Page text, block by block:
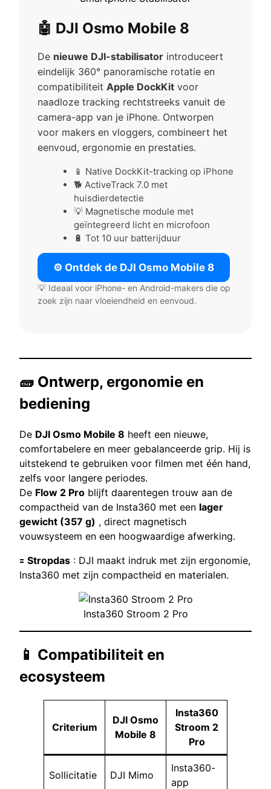
🤖 DJI Osmo Mobile 8
De nieuwe DJI-stabilisator introduceert
eindelijk 360° panoramische rotatie en
compatibiliteit Apple DockKit voor
naadloze tracking rechtstreeks vanuit de
camera-app van je iPhone. Ontworpen
voor makers en vloggers, combineert het
eenvoud, ergonomie en prestaties.
📱 Native DockKit-tracking op iPhone
🐕 ActiveTrack 7.0 met
huisdierdetectie
💡 Magnetische module met
geïntegreerd licht en microfoon
🔋 Tot 10 uur batterijduur
⚙️ Ontdek de DJI Osmo Mobile 8
💡 Ideaal voor iPhone- en Android-makers die op
zoek zijn naar vloeiendheid en eenvoud.
🧱 Ontwerp, ergonomie en
bediening
De DJI Osmo Mobile 8 heeft een nieuwe,
comfortabelere en meer gebalanceerde grip. Hij is
uitstekend te gebruiken voor filmen met één hand,
zelfs voor langere periodes.
De Flow 2 Pro blijft daarentegen trouw aan de
compactheid van de Insta360 met een lager
gewicht (357 g) , direct magnetisch
vouwsysteem en een hoogwaardige afwerking.
🟰 Stropdas : DJI maakt indruk met zijn ergonomie,
Insta360 met zijn compactheid en materialen.
Insta360 Stroom 2 Pro
📱 Compatibiliteit en
ecosysteem
Criterium
DJI Osmo
Mobile 8
Insta360
Stroom 2
Pro
Sollicitatie DJI Mimo
Insta360-
app